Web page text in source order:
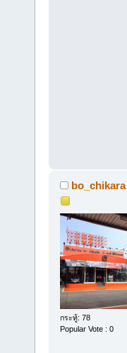
bo_chikara
กระทู้: 78
Popular Vote : 0